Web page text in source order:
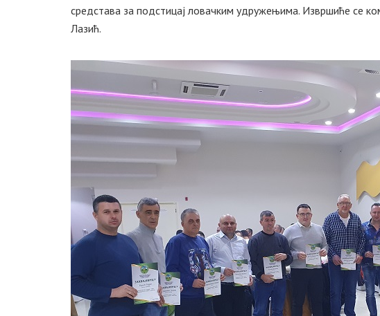
средстава за подстицај ловачким удружењима. Извршиће се
Лазић.